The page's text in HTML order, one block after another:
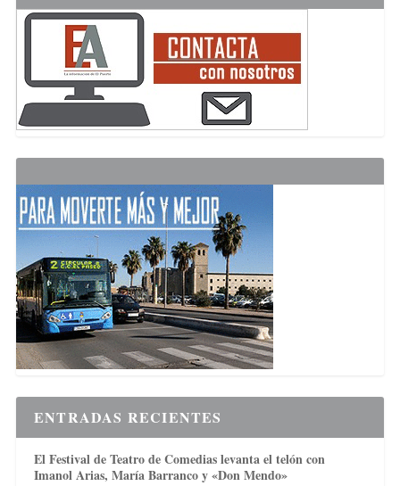
ENTRADAS RECIENTES
El Festival de Teatro de Comedias levanta el telón con
Imanol Arias, María Barranco y «Don Mendo»